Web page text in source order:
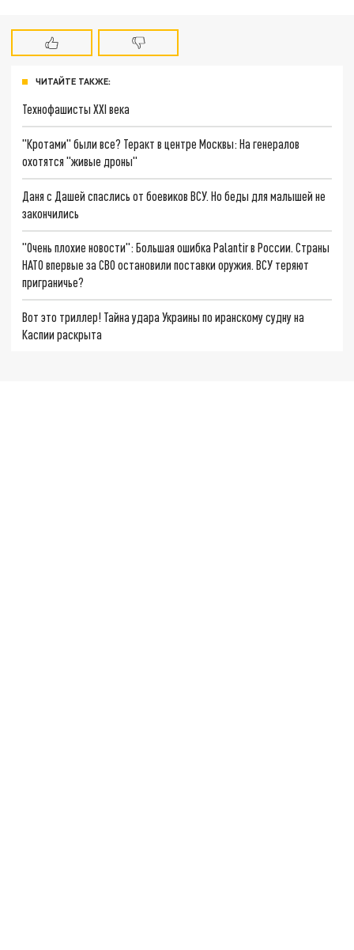
ЧИТАЙТЕ ТАКЖЕ:
Технофашисты XXI века
"Кротами" были все? Теракт в центре Москвы: На генералов
охотятся "живые дроны"
Даня с Дашей спаслись от боевиков ВСУ. Но беды для малышей не
закончились
"Очень плохие новости": Большая ошибка Palantir в России. Страны
НАТО впервые за СВО остановили поставки оружия. ВСУ теряют
приграничье?
Вот это триллер! Тайна удара Украины по иранскому судну на
Каспии раскрыта